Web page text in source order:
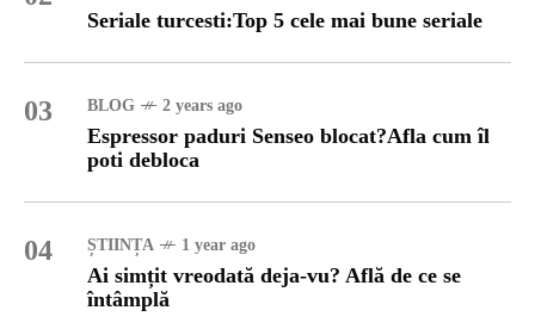
Seriale turcesti:Top 5 cele mai bune seriale
03 BLOG 2 years ago
Espressor paduri Senseo blocat?Afla cum îl
poti debloca
04 ȘTIINȚA 1 year ago
Ai simțit vreodată deja-vu? Află de ce se
întâmplă